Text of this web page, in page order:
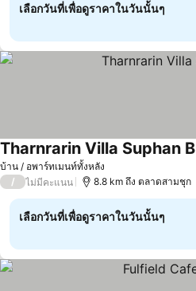
เลือกวันที่เพื่อดูราคาในวันนั้นๆ
บ้าน / อพาร์ทเมนท์ทั้งหลัง
Tharnrarin Villa Suphan
/ ไม่มีคะแนน 8.8 km ถึง ตลาดสามชุก
เลือกวันที่เพื่อดูราคาในวันนั้นๆ